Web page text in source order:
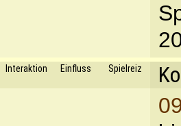
Interaktion Einfluss Spielreiz